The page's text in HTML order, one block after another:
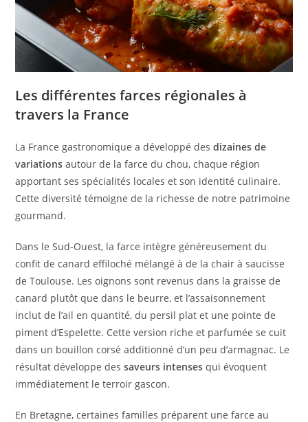
Les différentes farces régionales à
travers la France
La France gastronomique a développé desdizaines de
variations autour de la farce du chou, chaque région
apportant ses spécialités locales et son identité culinaire.
Cette diversité témoigne de la richesse de notre patrimoine
gourmand.
Dans le Sud-Ouest, la farce intègre généreusement du
confit de canard effiloché mélangé à de la chair à saucisse
de Toulouse. Les oignons sont revenus dans la graisse de
canard plutôt que dans le beurre, et l’assaisonnement
inclut de l’ail en quantité, du persil plat et une pointe de
piment d’Espelette. Cette version riche et parfumée se cuit
dans un bouillon corsé additionné d’un peu d’armagnac. Le
résultat développe dessaveurs intenses qui évoquent
immédiatement le terroir gascon.
En Bretagne, certaines familles préparent une farce au